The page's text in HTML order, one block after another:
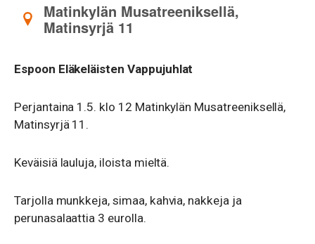
Matinkylän Musatreeniksellä,
Matinsyrjä 11
Espoon Eläkeläisten Vappujuhlat
Perjantaina 1.5. klo 12 Matinkylän Musatreeniksellä,
Matinsyrjä 11.
Keväisiä lauluja, iloista mieltä.
Tarjolla munkkeja, simaa, kahvia, nakkeja ja
perunasalaattia 3 eurolla.